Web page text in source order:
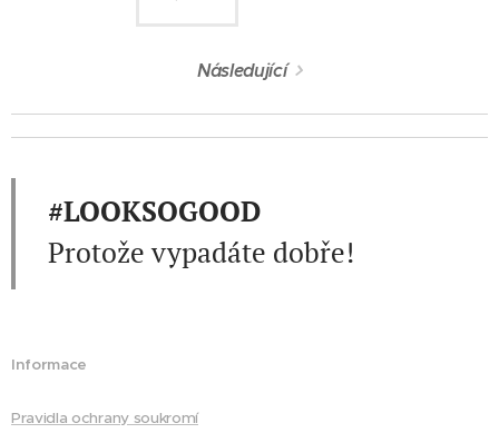
Následující
#LOOKSOGOOD
Protože vypadáte dobře!
Informace
Pravidla ochrany soukromí